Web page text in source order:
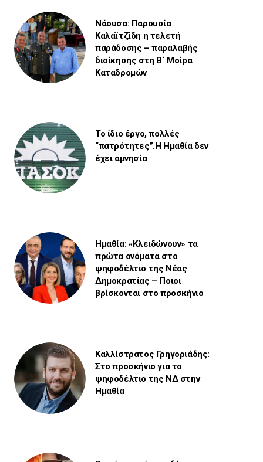
Νάουσα: Παρουσία
Καλαϊτζίδη η τελετή
παράδοσης – παραλαβής
διοίκησης στη Β΄ Μοίρα
Καταδρομών
Το ίδιο έργο, πολλές
“πατρότητες”.Η Ημαθία δεν
έχει αμνησία
Ημαθία: «Κλειδώνουν» τα
πρώτα ονόματα στο
ψηφοδέλτιο της Νέας
Δημοκρατίας – Ποιοι
βρίσκονται στο προσκήνιο
Καλλίστρατος Γρηγοριάδης:
Στο προσκήνιο για το
ψηφοδέλτιο της ΝΔ στην
Ημαθία